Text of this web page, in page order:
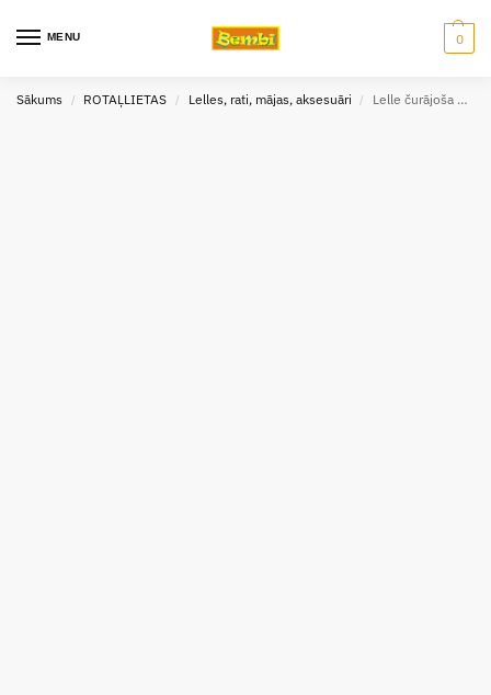
MENU 0
Sākums / ROTAĻLIETAS / Lelles, rati, mājas, aksesuāri / Lelle čurājoša ar aksesuāriem, 40 cm, Baby Huan